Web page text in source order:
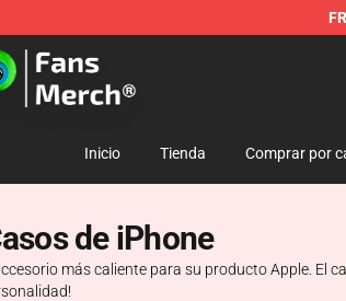
Merchandise Shop
Inicio Tienda Comprar por
de iPhone
más caliente para su producto Apple. El